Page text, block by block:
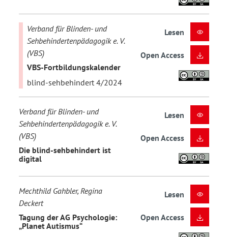
Verband für Blinden- und
Sehbehindertenpädagogik e. V.
(VBS)
VBS-Fortbildungskalender
blind-sehbehindert 4/2024
Lesen
Open Access
Verband für Blinden- und
Sehbehindertenpädagogik e. V.
(VBS)
Die blind-sehbehindert ist
digital
Lesen
Open Access
Mechthild Gahbler, Regina
Deckert
Tagung der AG Psychologie:
„Planet Autismus“
Lesen
Open Access